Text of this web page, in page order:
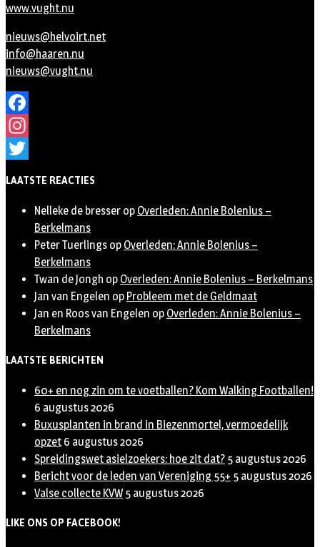
www.vught.nu
nieuws@helvoirt.net
info@haaren.nu
nieuws@vught.nu
Facebook
Instagram
LAATSTE REACTIES
Nelleke de bresser op Overleden: Annie Bolenius –
Berkelmans
Peter Tuerlings op Overleden: Annie Bolenius –
Berkelmans
Twan de Jongh op Overleden: Annie Bolenius – Berkelmans
Jan van Engelen op Probleem met de Geldmaat
Jan en Roos van Engelen op Overleden: Annie Bolenius –
Berkelmans
LAATSTE BERICHTEN
60+ en nog zin om te voetballen? Kom Walking Footballen!
6 augustus 2026
Buxusplanten in brand in Biezenmortel, vermoedelijk
opzet 6 augustus 2026
Spreidingswet asielzoekers: hoe zit dat? 5 augustus 2026
Bericht voor de leden van Vereniging 55+ 5 augustus 2026
Valse collecte KVW 5 augustus 2026
LIKE ONS OP FACEBOOK!